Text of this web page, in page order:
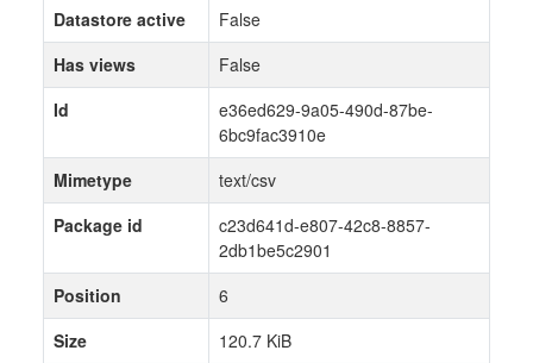
Datastore active
False
Has views
False
Id
e36ed629-9a05-490d-87be-
6bc9fac3910e
Mimetype
text/csv
Package id
c23d641d-e807-42c8-8857-
2db1be5c2901
Position
6
Size
120.7 KiB